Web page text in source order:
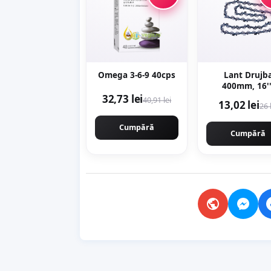
Omega 3-6-9 40cps
32,73 lei40,91 lei
Cumpără
Lant
400mm, 16'',
32 dinti, 64
13,02 lei26
Cumpără